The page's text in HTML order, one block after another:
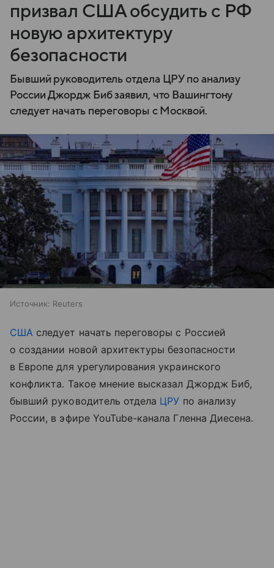
призвал США обсудить с РФ
новую архитектуру
безопасности
Бывший руководитель отдела ЦРУ по анализу
России Джордж Биб заявил, что Вашингтону
следует начать переговоры с Москвой.
Источник: Reuters
США следует начать переговоры с Россией
о создании новой архитектуры безопасности
в Европе для урегулирования украинского
конфликта. Такое мнение высказал Джордж Биб,
бывший руководитель отдела ЦРУ по анализу
России, в эфире YouTube-канала Гленна Диесена.